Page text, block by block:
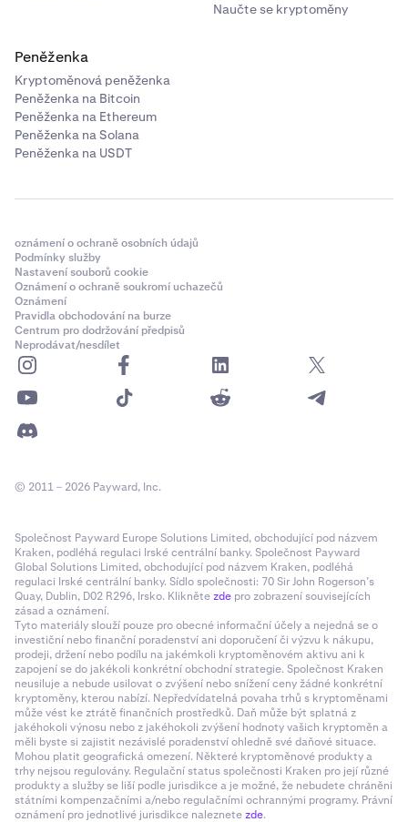
Naučte se kryptoměny
Peněženka
Kryptoměnová peněženka
Peněženka na Bitcoin
Peněženka na Ethereum
Peněženka na Solana
Peněženka na USDT
oznámení o ochraně osobních údajů
Podmínky služby
Nastavení souborů cookie
Oznámení o ochraně soukromí uchazečů
Oznámení
Pravidla obchodování na burze
Centrum pro dodržování předpisů
Neprodávat/nesdílet
© 2011 – 2026 Payward, Inc.
Společnost Payward Europe Solutions Limited, obchodující pod názvem
Kraken, podléhá regulaci Irské centrální banky. Společnost Payward
Global Solutions Limited, obchodující pod názvem Kraken, podléhá
regulaci Irské centrální banky. Sídlo společnosti: 70 Sir John Rogerson’s
Quay, Dublin, D02 R296, Irsko. Kliknětezde pro zobrazení souvisejících
zásad a oznámení.
Tyto materiály slouží pouze pro obecné informační účely a nejedná se o
investiční nebo finanční poradenství ani doporučení či výzvu k nákupu,
prodeji, držení nebo podílu na jakémkoli kryptoměnovém aktivu ani k
zapojení se do jakékoli konkrétní obchodní strategie. Společnost Kraken
neusiluje a nebude usilovat o zvýšení nebo snížení ceny žádné konkrétní
kryptoměny, kterou nabízí. Nepředvídatelná povaha trhů s kryptoměnami
může vést ke ztrátě finančních prostředků. Daň může být splatná z
jakéhokoli výnosu nebo z jakéhokoli zvýšení hodnoty vašich kryptoměn a
měli byste si zajistit nezávislé poradenství ohledně své daňové situace.
Mohou platit geografická omezení. Některé kryptoměnové produkty a
trhy nejsou regulovány. Regulační status společnosti Kraken pro její různé
produkty a služby se liší podle jurisdikce a je možné, že nebudete chráněni
státními kompenzačními a/nebo regulačními ochrannými programy. Právní
oznámení pro jednotlivé jurisdikce naleznetezde.